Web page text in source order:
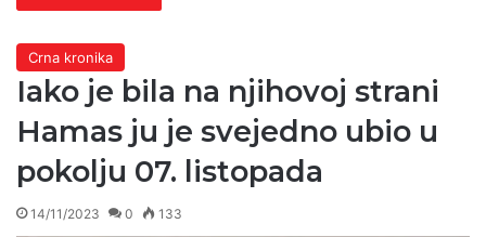
Crna kronika
Iako je bila na njihovoj strani
Hamas ju je svejedno ubio u
pokolju 07. listopada
14/11/2023 0 133